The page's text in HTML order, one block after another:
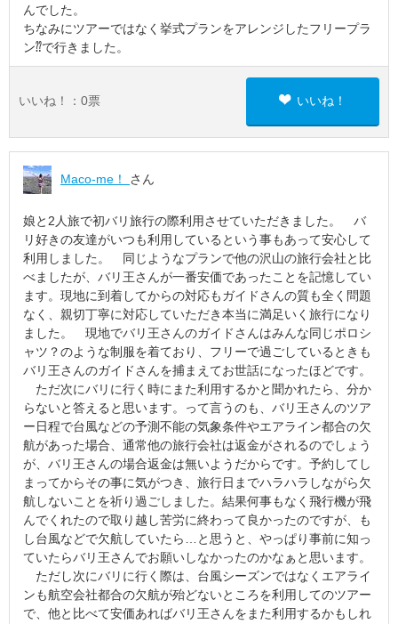
んでした。
ちなみにツアーではなく挙式プランをアレンジしたフリープラ
ン⁇で行きました。
いいね！： 0票 いいね！
Maco-me！ さん
娘と2人旅で初バリ旅行の際利用させていただきました。 バ
リ好きの友達がいつも利用しているという事もあって安心して
利用しました。 同じようなプランで他の沢山の旅行会社と比
べましたが、バリ王さんが一番安価であったことを記憶してい
ます。現地に到着してからの対応もガイドさんの質も全く問題
なく、親切丁寧に対応していただき本当に満足いく旅行になり
ました。 現地でバリ王さんのガイドさんはみんな同じポロシ
ャツ？のような制服を着ており、フリーで過ごしているときも
バリ王さんのガイドさんを捕まえてお世話になったほどです。
ただ次にバリに行く時にまた利用するかと聞かれたら、分か
らないと答えると思います。って言うのも、バリ王さんのツア
ー日程で台風などの予測不能の気象条件やエアライン都合の欠
航があった場合、通常他の旅行会社は返金がされるのでしょう
が、バリ王さんの場合返金は無いようだからです。予約してし
まってからその事に気がつき、旅行日までハラハラしながら欠
航しないことを祈り過ごしました。結果何事もなく飛行機が飛
んでくれたので取り越し苦労に終わって良かったのですが、も
し台風などで欠航していたら…と思うと、やっぱり事前に知っ
ていたらバリ王さんでお願いしなかったのかなぁと思います。
ただし次にバリに行く際は、台風シーズンではなくエアライ
ンも航空会社都合の欠航が殆どないところを利用してのツアー
で、他と比べて安価あればバリ王さんをまた利用するかもしれ